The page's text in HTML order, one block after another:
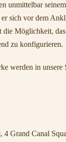
unmittelbar
er sich vor dem
die Möglichkeit,
zu konfigurieren.
werden in unsere
4 Grand Canal